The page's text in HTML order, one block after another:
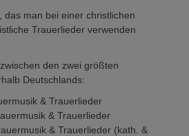
das man bei einer christlichen
Trauerlieder verwenden
den zwei größten
Deutschlands:
& Trauerlieder
& Trauerlieder
& Trauerlieder (kath. &